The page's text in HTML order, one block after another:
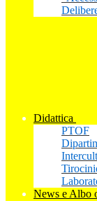
Didattica
PTOF
News e Albo